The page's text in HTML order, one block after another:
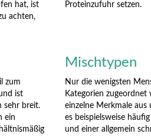
hat, ist
achten,
Proteinzufuhr setzen.
zum
ist
sehr breit.
ein
Mischtypen
Nur die wenigsten
Kategorien zugeordnet
einzelne Merkmale
es beispielsweise
und einer allgemein